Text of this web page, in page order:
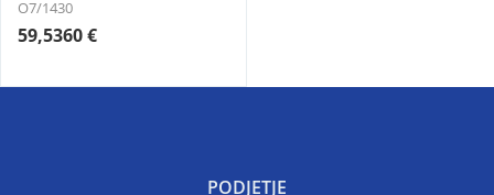
O7/1430
59,5360 €
PODJETJE